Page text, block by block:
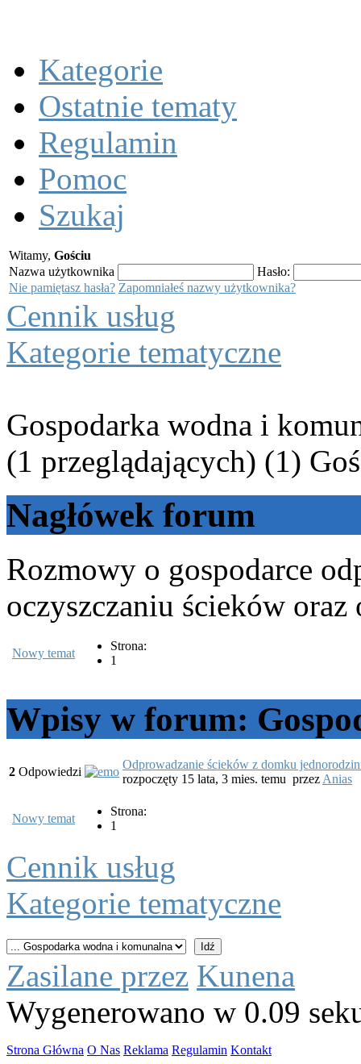
Kategorie
Ostatnie tematy
Regulamin
Pomoc
Szukaj
Witamy, Gościu
Nazwa użytkownika
Hasło:
Nie pamiętasz hasła? Zapomniałeś nazwy użytkownika?
Cennik usług
Kategorie tematyczne
Gospodarka wodna i
(1 przeglądających) (1)
Nagłówek forum
Rozmowy o gospodarce
oczyszczaniu ścieków
Nowy temat
Strona:
1
Wpisy w forum:
2 Odpowiedzi
Odprowadzanie ścieków z domku
rozpoczęty 15 lata, 3 mies. temu przez Anias
Nowy temat
Strona:
1
Cennik usług
Kategorie tematyczne
Zasilane przez Kunena
Wygenerowano w 0.09
Strona Główna O Nas Reklama Regulamin Kontakt